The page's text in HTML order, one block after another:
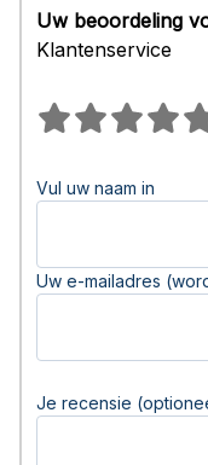
Uw beoordeling
Klantenservice
Vul uw naam in
Uw e-mailadres
Je recensie